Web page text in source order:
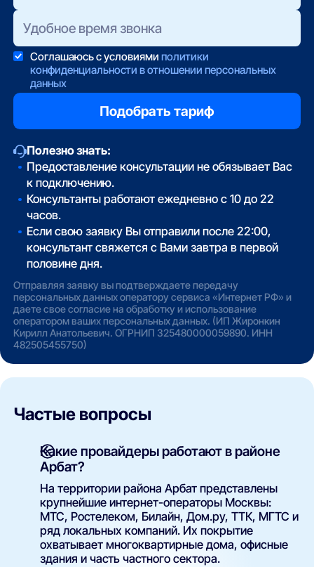
Соглашаюсь с условиями политики
конфиденциальности в отношении персональных
данных
Полезно знать:
Предоставление консультации не обязывает Вас
к подключению.
Консультанты работают ежедневно с 10 до 22
часов.
Если свою заявку Вы отправили после 22:00,
консультант свяжется с Вами завтра в первой
половине дня.
Отправляя заявку вы подтверждаете передачу
персональных данных оператору сервиса «Интернет РФ» и
даете свое согласие на обработку и использование
оператором ваших персональных данных. (ИП Жиронкин
Кирилл Анатольевич. ОГРНИП 325480000059890. ИНН
482505455750)
Частые вопросы
Какие провайдеры работают в районе
Арбат?
На территории района Арбат представлены
крупнейшие интернет-операторы Москвы:
МТС, Ростелеком, Билайн, Дом.ру, ТТК, МГТС и
ряд локальных компаний. Их покрытие
охватывает многоквартирные дома, офисные
здания и часть частного сектора.